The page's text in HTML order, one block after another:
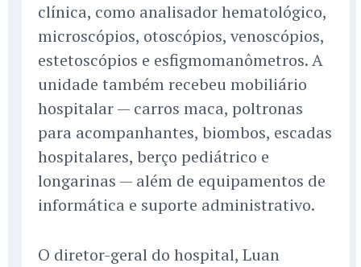
clínica, como analisador hematológico,
microscópios, otoscópios, venoscópios,
estetoscópios e esfigmomanômetros. A
unidade também recebeu mobiliário
hospitalar — carros maca, poltronas
para acompanhantes, biombos, escadas
hospitalares, berço pediátrico e
longarinas — além de equipamentos de
informática e suporte administrativo.
O diretor-geral do hospital, Luan